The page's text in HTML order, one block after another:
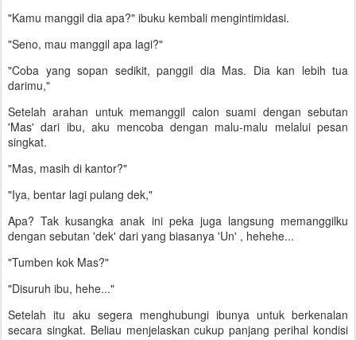
"Kamu manggil dia apa?" ibuku kembali mengintimidasi.
"Seno, mau manggil apa lagi?"
"Coba yang sopan sedikit, panggil dia Mas. Dia kan lebih tua
darimu,"
Setelah arahan untuk memanggil calon suami dengan sebutan
'Mas' dari ibu, aku mencoba dengan malu-malu melalui pesan
singkat.
"Mas, masih di kantor?"
"Iya, bentar lagi pulang dek,"
Apa? Tak kusangka anak ini peka juga langsung memanggilku
dengan sebutan 'dek' dari yang biasanya 'Un' , hehehe...
"Tumben kok Mas?"
"Disuruh ibu, hehe..."
Setelah itu aku segera menghubungi ibunya untuk berkenalan
secara singkat. Beliau menjelaskan cukup panjang perihal kondisi